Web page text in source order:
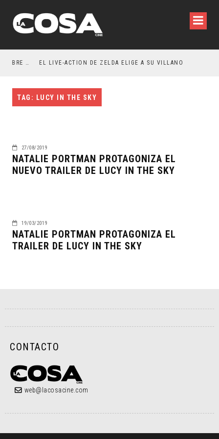
RESEÑA LA INVITACIÓN: OLIVIA WILDE REFLEXIONA SOBRE LA VIDA CONYUGAL EL LIVE-ACTION DE ZELDA ELIGE A SU VILLANO
TAG: LUCY IN THE SKY
27/08/2019
NATALIE PORTMAN PROTAGONIZA EL
NUEVO TRAILER DE LUCY IN THE SKY
19/03/2019
NATALIE PORTMAN PROTAGONIZA EL
TRAILER DE LUCY IN THE SKY
CONTACTO
web@lacosacine.com